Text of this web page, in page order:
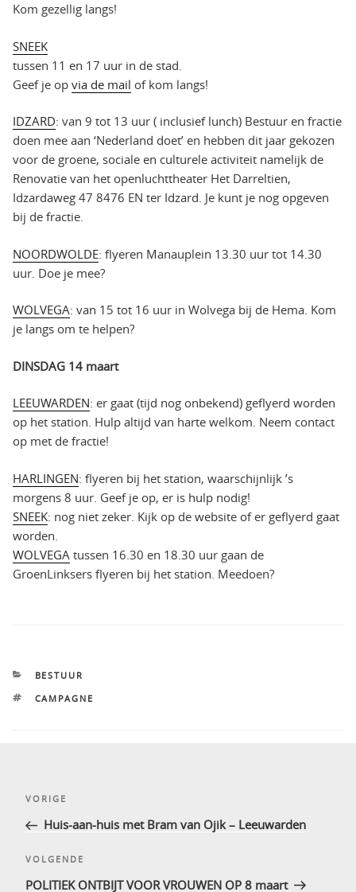
Kom gezellig langs!
SNEEK
tussen 11 en 17 uur in de stad.
Geef je op via de mail of kom langs!
IDZARD: van 9 tot 13 uur ( inclusief lunch) Bestuur en fractie
doen mee aan ‘Nederland doet’ en hebben dit jaar gekozen
voor de groene, sociale en culturele activiteit namelijk de
Renovatie van het openluchttheater Het Darreltien,
Idzardaweg 47 8476 EN ter Idzard. Je kunt je nog opgeven
bij de fractie.
NOORDWOLDE: flyeren Manauplein 13.30 uur tot 14.30
uur. Doe je mee?
WOLVEGA: van 15 tot 16 uur in Wolvega bij de Hema. Kom
je langs om te helpen?
DINSDAG 14 maart
LEEUWARDEN: er gaat (tijd nog onbekend) geflyerd worden
op het station. Hulp altijd van harte welkom. Neem contact
op met de fractie!
HARLINGEN: flyeren bij het station, waarschijnlijk ’s
morgens 8 uur. Geef je op, er is hulp nodig!
SNEEK: nog niet zeker. Kijk op de website of er geflyerd gaat
worden.
WOLVEGA tussen 16.30 en 18.30 uur gaan de
GroenLinksers flyeren bij het station. Meedoen?
CATEGORIEËN
BESTUUR
TAGS
CAMPAGNE
Vorig
bericht
VORIGE
Huis-aan-huis met Bram van Ojik – Leeuwarden
Volgend
bericht
VOLGENDE
POLITIEK ONTBIJT VOOR VROUWEN OP 8 maart